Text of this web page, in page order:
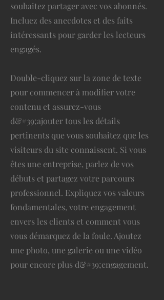
souhaitez partager avec vos abonnés.
Incluez des anecdotes et des faits
intéressants pour garder les lecteurs
engagés.
Double-cliquez sur la zone de texte
pour commencer à modifier votre
contenu et assurez-vous
d&#39;ajouter tous les détails
pertinents que vous souhaitez que les
visiteurs du site connaissent. Si vous
êtes une entreprise, parlez de vos
débuts et partagez votre parcours
professionnel. Expliquez vos valeurs
fondamentales, votre engagement
envers les clients et comment vous
vous démarquez de la foule. Ajoutez
une photo, une galerie ou une vidéo
pour encore plus d&#39;engagement.